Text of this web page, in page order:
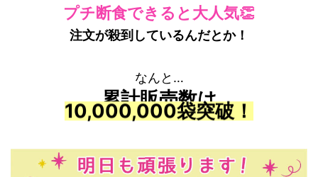
プチ断食できると大人気👏
注文が殺到しているんだとか！
なんと…
累計販売数は
10,000,000袋突破！